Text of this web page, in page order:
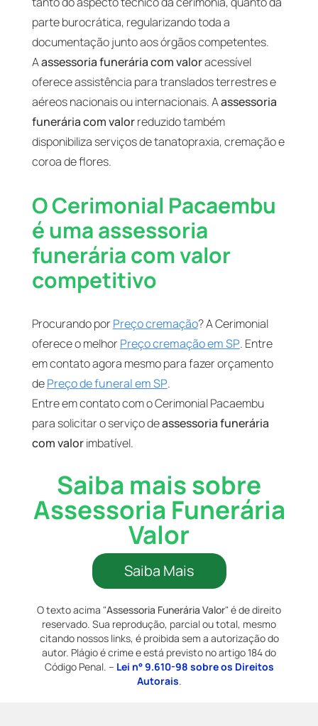
parte burocrática, regularizando toda a
documentação junto aos órgãos competentes.
Aassessoria funerária com valoracessível
oferece assistência para translados terrestres e
aéreos nacionais ou internacionais. Aassessoria
funerária com valorreduzido também
disponibiliza serviços de tanatopraxia, cremação e
coroa de flores.
O Cerimonial Pacaembu
é uma assessoria
funerária com valor
competitivo
Procurando por Preço cremação? A Cerimonial
oferece o melhor Preço cremação em SP. Entre
em contato agora mesmo para fazer orçamento
dePreço de funeral em SP.
Entre em contato com o Cerimonial Pacaembu
para solicitar o serviço deassessoria funerária
com valorimbatível.
Saiba mais sobre
Assessoria Funerária
Valor
Saiba Mais
O texto acima "Assessoria Funerária Valor" é de direito
reservado. Sua reprodução, parcial ou total, mesmo
citando nossos links, é proibida sem a autorização do
autor. Plágio é crime e está previsto no artigo 184 do
Código Penal. – Lei n° 9.610-98 sobre os Direitos
Autorais.